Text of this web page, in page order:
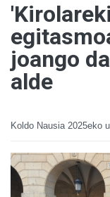
joango
alde
Koldo Nausia 2025eko